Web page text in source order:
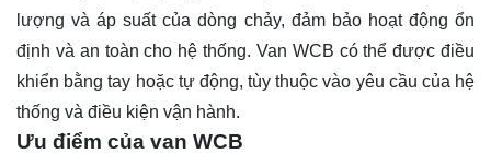
lượng và áp suất của dòng chảy, đảm bảo hoạt động ổn
định và an toàn cho hệ thống. Van WCB có thể được điều
khiển bằng tay hoặc tự động, tùy thuộc vào yêu cầu của hệ
thống và điều kiện vận hành.
Ưu điểm của van WCB